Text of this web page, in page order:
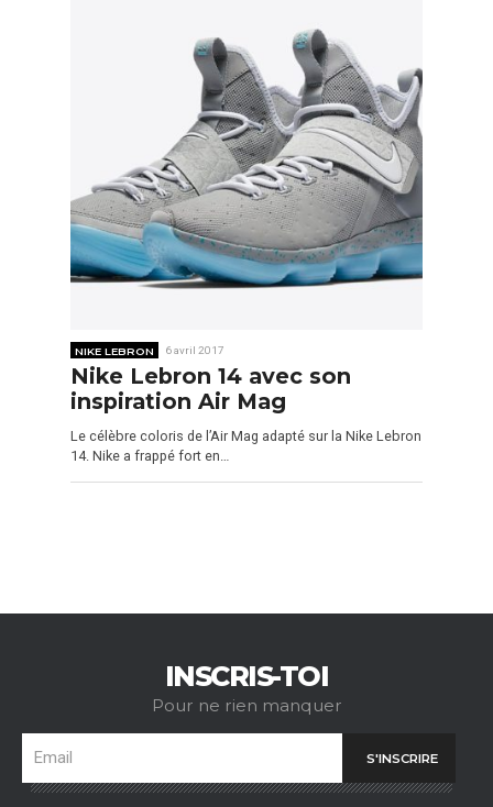
NIKE LEBRON 6 avril 2017
Nike Lebron 14 avec son
inspiration Air Mag
Le célèbre coloris de l’Air Mag adapté sur la Nike Lebron
14. Nike a frappé fort en…
INSCRIS-TOI
Pour ne rien manquer